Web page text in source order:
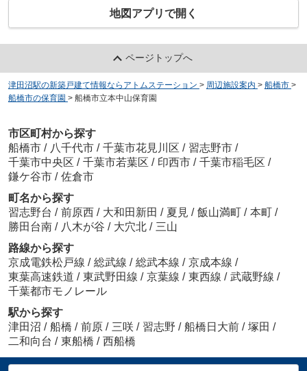
地図アプリで開く
ページトップへ
津田沼駅の新築戸建て情報ならアトムステーション > 周辺施設案内 > 船橋市 >
船橋市の保育園 > 船橋市立本中山保育園
市区町村から探す
船橋市 / 八千代市 / 千葉市花見川区 / 習志野市 /
千葉市中央区 / 千葉市若葉区 / 印西市 / 千葉市稲毛区 /
鎌ケ谷市 / 佐倉市
町名から探す
習志野台 / 前原西 / 大和田新田 / 夏見 / 飯山満町 / 本町 /
勝田台南 / 八木が谷 / 大穴北 / 三山
路線から探す
京成電鉄松戸線 / 総武線 / 総武本線 / 京成本線 /
東葉高速鉄道 / 東武野田線 / 京葉線 / 東西線 / 武蔵野線 /
千葉都市モノレール
駅から探す
津田沼 / 船橋 / 前原 / 三咲 / 習志野 / 船橋日大前 / 塚田 /
二和向台 / 東船橋 / 西船橋